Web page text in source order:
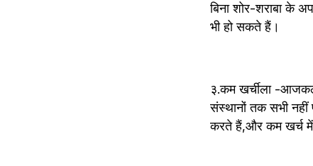
बिना शोर-शराबा के
भी हो सकते हैं।
३.कम खर्चीला -आजकल
संस्थानों तक सभी नहीं
करते हैं,और कम खर्च में